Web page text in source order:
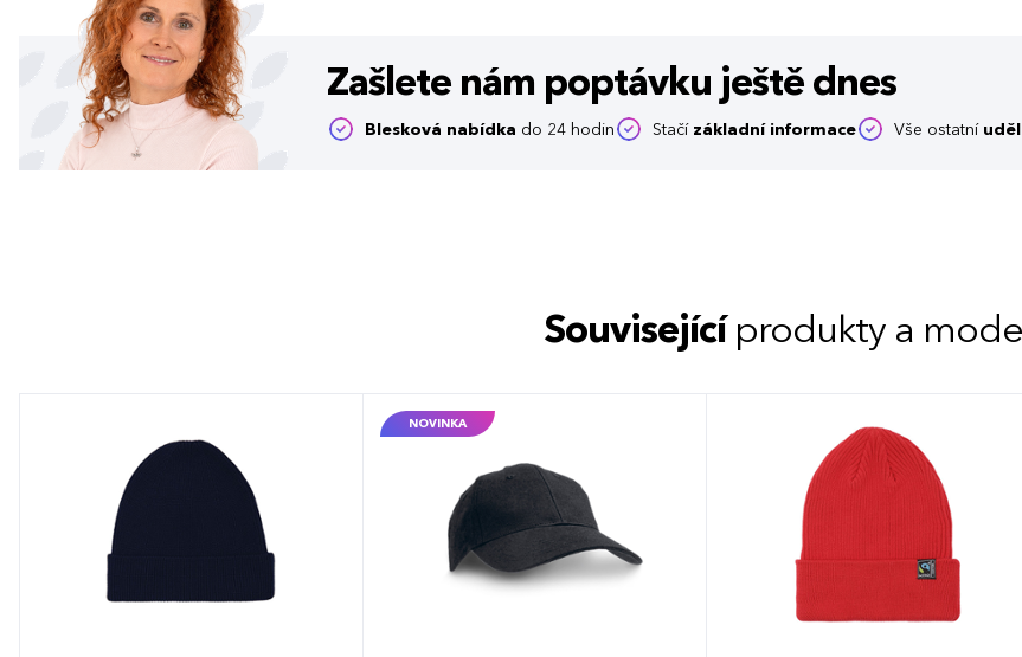
Zašlete nám poptávku ještě dnes
Blesková nabídka do 24 hodin Stačí základní informace Vše ostatní
Související produkty a
NOVINKA